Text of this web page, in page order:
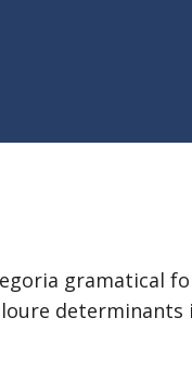
gramatical
determinants